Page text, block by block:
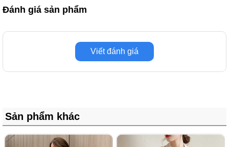
Đánh giá sản phẩm
Viết đánh giá
Sản phẩm khác